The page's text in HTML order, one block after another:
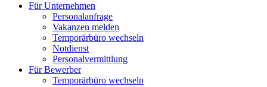
Für Unternehmen
Personalanfrage
Vakanzen melden
Temporärbüro wechseln
Notdienst
Personalvermittlung
Für Bewerber
Temporärbüro wechseln